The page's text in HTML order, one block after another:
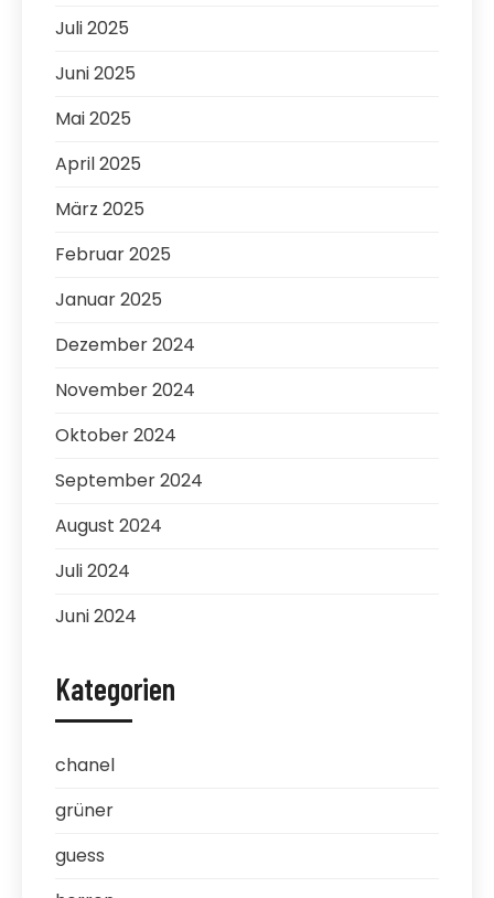
Juli 2025
Juni 2025
Mai 2025
April 2025
März 2025
Februar 2025
Januar 2025
Dezember 2024
November 2024
Oktober 2024
September 2024
August 2024
Juli 2024
Juni 2024
Kategorien
chanel
grüner
guess